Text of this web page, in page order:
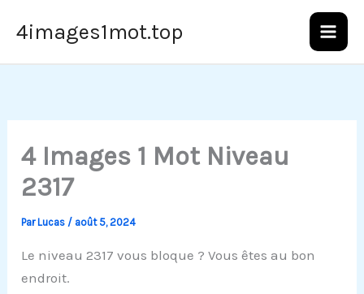
4images1mot.top
4 Images 1 Mot Niveau
2317
ParLucas / août 5, 2024
Le niveau 2317 vous bloque ? Vous êtes au bon
endroit.